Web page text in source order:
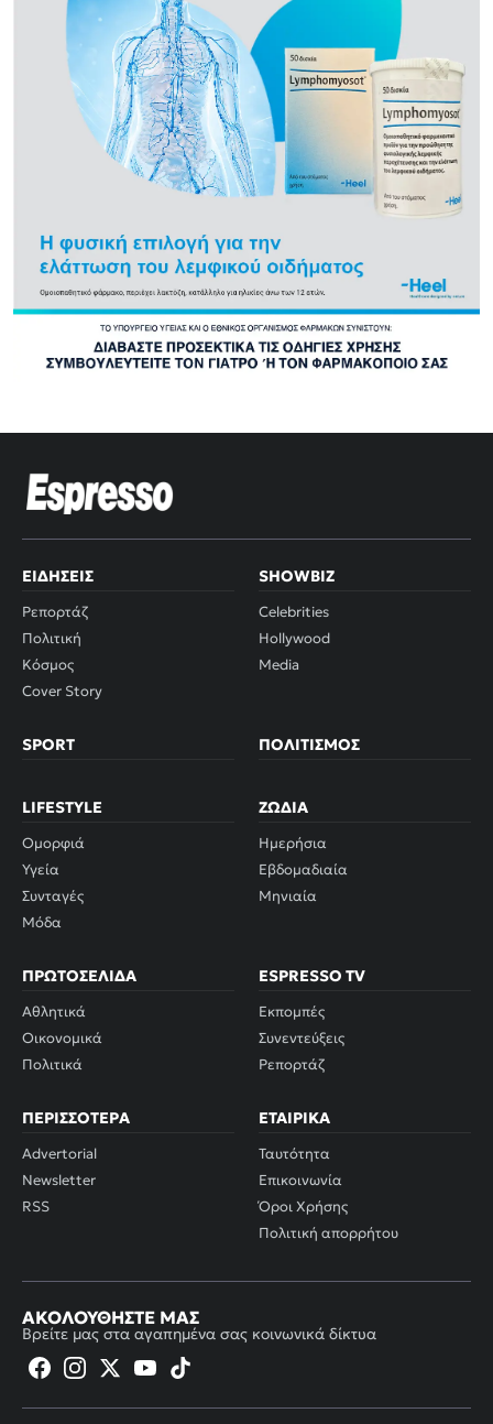
ΕΙΔΉΣΕΙΣ
Ρεπορτάζ
Πολιτική
Κόσμος
Cover Story
SHOWBIZ
Celebrities
Hollywood
Media
SPORT ΠΟΛΙΤΙΣΜΌΣ
LIFESTYLE
Ομορφιά
Υγεία
Συνταγές
Μόδα
ΖΏΔΙΑ
Ημερήσια
Εβδομαδιαία
Μηνιαία
ΠΡΩΤΟΣΈΛΙΔΑ
Αθλητικά
Οικονομικά
Πολιτικά
ESPRESSO TV
Εκπομπές
Συνεντεύξεις
Ρεπορτάζ
ΠΕΡΙΣΣΌΤΕΡΑ
Advertorial
Newsletter
RSS
ΕΤΑΙΡΙΚΆ
Ταυτότητα
Επικοινωνία
Όροι Χρήσης
Πολιτική απορρήτου
ΑΚΟΛΟΥΘΉΣΤΕ ΜΑΣ
Βρείτε μας στα αγαπημένα σας κοινωνικά δίκτυα